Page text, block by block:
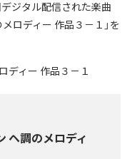
ジタル配信された楽曲
ロディー 作品３－１」を
ヘ調のメロディ